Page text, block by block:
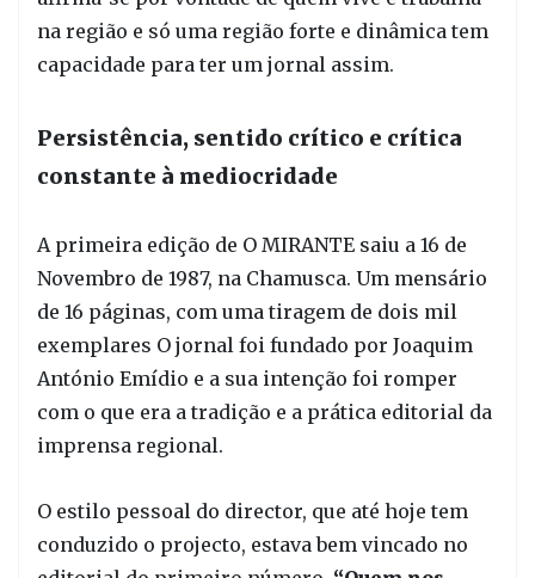
na região e só uma região forte e dinâmica tem
capacidade para ter um jornal assim.
Persistência, sentido crítico e crítica
constante à mediocridade
A primeira edição de O MIRANTE saiu a 16 de
Novembro de 1987, na Chamusca. Um mensário
de 16 páginas, com uma tiragem de dois mil
exemplares O jornal foi fundado por Joaquim
António Emídio e a sua intenção foi romper
com o que era a tradição e a prática editorial da
imprensa regional.
O estilo pessoal do director, que até hoje tem
conduzido o projecto, estava bem vincado no